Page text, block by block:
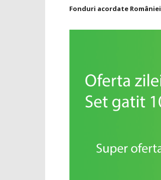
Fonduri acordate României